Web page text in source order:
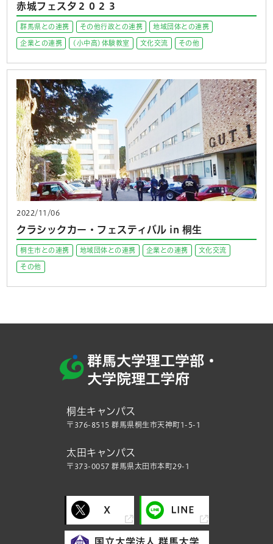
赤城フェスタ２０２３
群馬県との連携 その他行政との連携 地域団体との連携
企業との連携 (小中高)体験教室 文化交流 その他
2022/11/06
クラシックカー・フェスティバル in 桐生
桐生市との連携 地域団体との連携 企業との連携 文化交流
その他
桐生キャンパス
〒376-8515 群馬県桐生市天神町1-5-1
太田キャンパス
〒373-0057 群馬県太田市本町29-1